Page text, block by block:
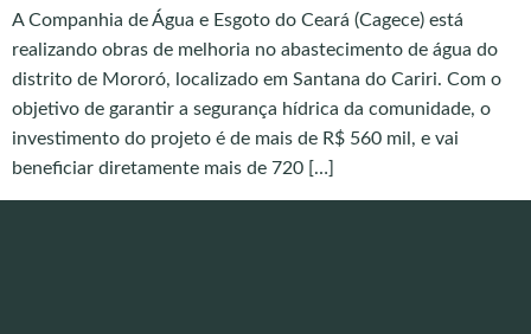
A Companhia de Água e Esgoto do Ceará (Cagece) está
realizando obras de melhoria no abastecimento de água do
distrito de Mororó, localizado em Santana do Cariri. Com o
objetivo de garantir a segurança hídrica da comunidade, o
investimento do projeto é de mais de R$ 560 mil, e vai
beneficiar diretamente mais de 720 […]